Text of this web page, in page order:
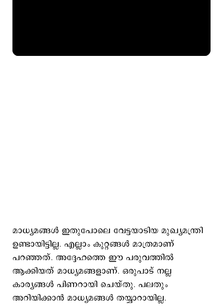
മാധ്യമങ്ങള്‍ ഇതുപോലെ വേട്ടയാടിയ മുഖ്യമന്ത്രി
ഉണ്ടായിട്ടില്ല. എല്ലാം കുറ്റങ്ങൾ മാത്രമാണ്
പറഞ്ഞത്. അദ്ദേഹത്തെ ഈ പരുവത്തിൽ
ആക്കിയത് മാധ്യമങ്ങളാണ്. ഒരുപാട് നല്ല
കാര്യങ്ങൾ പിണറായി ചെയ്തു. പലതും
അറിയിക്കാൻ മാധ്യമങ്ങൾ തയ്യാറായില്ല.